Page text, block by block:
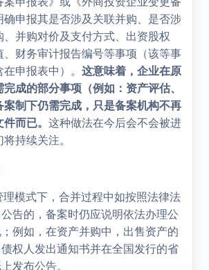
确申报其是否涉及关联并购、是否涉
、并购对价及支付方式、出资股权
、财务审计报告编号等事项（该等事
申报表中）。 这意味着，企业在原
成的部分事项（例如：资产评估、
案制下仍需完成，只是备案机构不再
而已。 这种做法在今后会不会被进
将持续关注。
理模式下，合并过程中如按照法律法
告的，备案时仍应说明依法办理公
例如，在资产并购中，出售资产的
权人发出通知书并在全国发行的省
发布公告。